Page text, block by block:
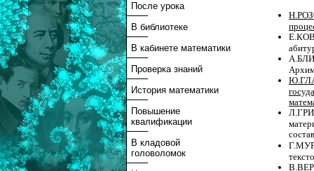
После урока
В библиотеке
В кабинете математики
Проверка знаний
История математики
Повышение
квалификации
В кладовой
головоломок